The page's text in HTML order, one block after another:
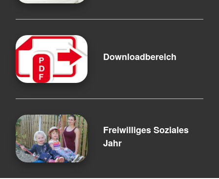
Downloadbereich
Freiwilliges Soziales
Jahr